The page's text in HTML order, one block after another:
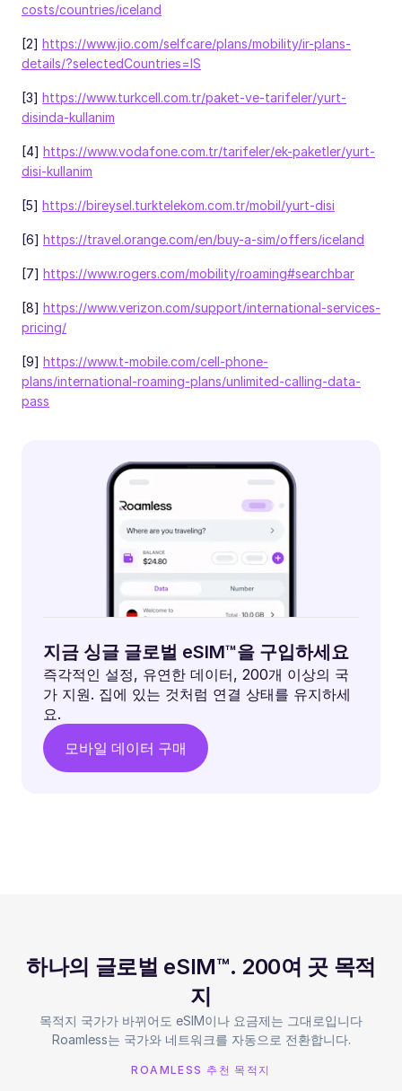
costs/countries/iceland
[2] https://www.jio.com/selfcare/plans/mobility/ir-plans-
details/?selectedCountries=IS
[3] https://www.turkcell.com.tr/paket-ve-tarifeler/yurt-
disinda-kullanim
[4] https://www.vodafone.com.tr/tarifeler/ek-paketler/yurt-
disi-kullanim
[5] https://bireysel.turktelekom.com.tr/mobil/yurt-disi
[6] https://travel.orange.com/en/buy-a-sim/offers/iceland
[7] https://www.rogers.com/mobility/roaming#searchbar
[8] https://www.verizon.com/support/international-services-
pricing/
[9] https://www.t-mobile.com/cell-phone-
plans/international-roaming-plans/unlimited-calling-data-
pass
지금 싱글 글로벌 eSIM™을 구입하세요
즉각적인 설정, 유연한 데이터, 200개 이상의 국
가 지원. 집에 있는 것처럼 연결 상태를 유지하세
요.
모바일 데이터 구매
하나의 글로벌 eSIM™. 200여 곳 목적
지
목적지 국가가 바뀌어도 eSIM이나 요금제는 그대로입니다
Roamless는 국가와 네트워크를 자동으로 전환합니다.
ROAMLESS 추천 목적지